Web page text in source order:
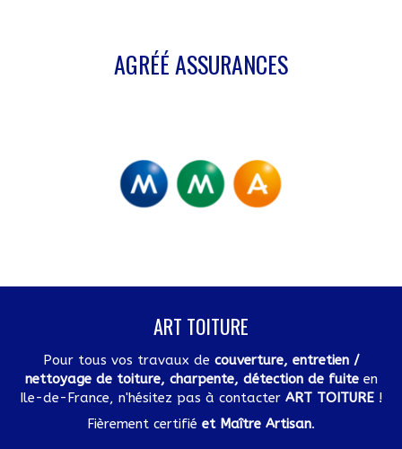
AGRÉÉ ASSURANCES
ART TOITURE
Pour tous vos travaux de couverture, entretien /
nettoyage de toiture, charpente, détection de fuiteen
Ile-de-France, n'hésitez pas à contacter ART TOITURE !
Fièrement certifié et Maître Artisan.